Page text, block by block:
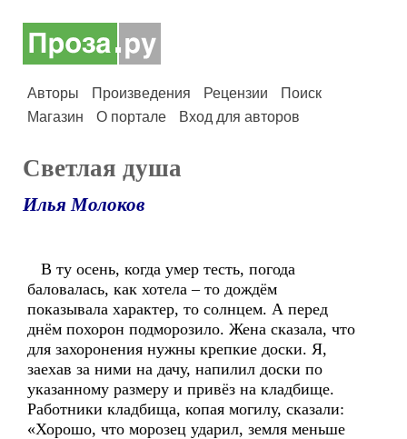
Авторы Произведения Рецензии
Поиск
Магазин
О портале Вход для авторов
Светлая душа
Илья Молоков
В ту осень, когда умер тесть, погода
баловалась, как хотела – то дождём
показывала характер, то солнцем. А перед
днём похорон подморозило. Жена сказала, что
для захоронения нужны крепкие доски. Я,
заехав за ними на дачу, напилил доски по
указанному размеру и привёз на кладбище.
Работники кладбища, копая могилу, сказали:
«Хорошо, что морозец ударил, земля меньше